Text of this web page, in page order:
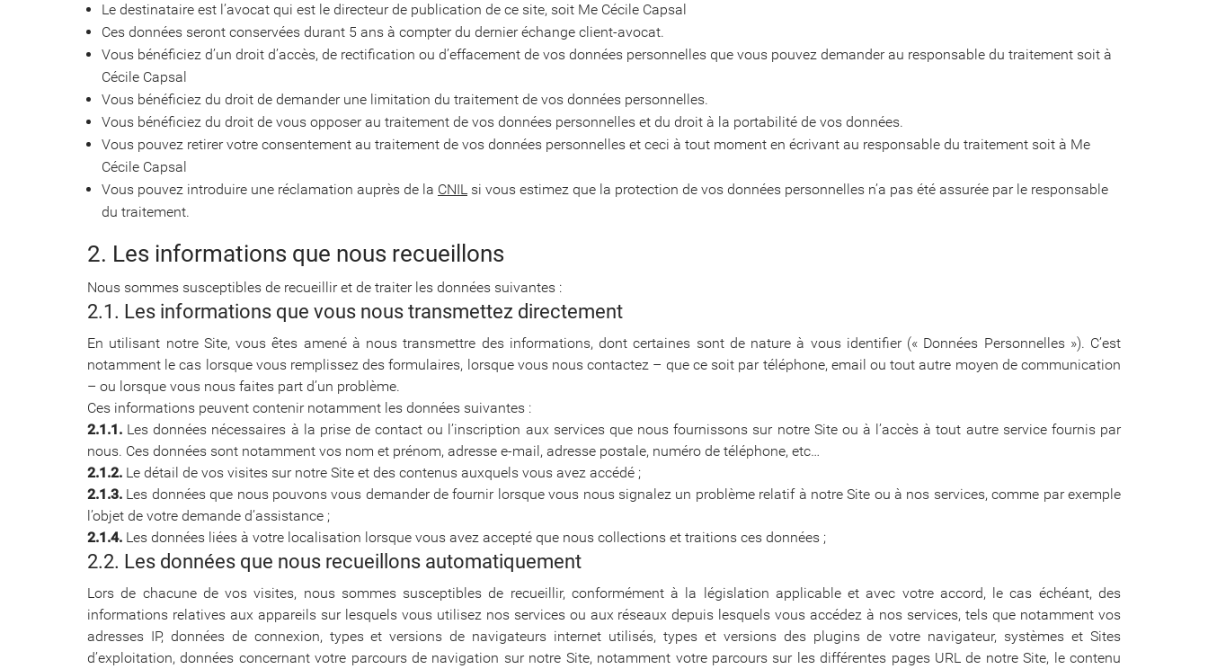
Le destinataire est l’avocat qui est le directeur de publication de ce site, soit Me Cécile Capsal
Ces données seront conservées durant 5 ans à compter du dernier échange client-avocat.
Vous bénéficiez d’un droit d’accès, de rectification ou d’effacement de vos données personnelles que vous pouvez demander au responsable du traitement soit à
Cécile Capsal
Vous bénéficiez du droit de demander une limitation du traitement de vos données personnelles.
Vous bénéficiez du droit de vous opposer au traitement de vos données personnelles et du droit à la portabilité de vos données.
Vous pouvez retirer votre consentement au traitement de vos données personnelles et ceci à tout moment en écrivant au responsable du traitement soit à Me
Cécile Capsal
Vous pouvez introduire une réclamation auprès de la CNIL si vous estimez que la protection de vos données personnelles n’a pas été assurée par le responsable
du traitement.
2. Les informations que nous recueillons
Nous sommes susceptibles de recueillir et de traiter les données suivantes :
2.1. Les informations que vous nous transmettez directement
En utilisant notre Site, vous êtes amené à nous transmettre des informations, dont certaines sont de nature à vous identifier (« Données Personnelles »). C’est
notamment le cas lorsque vous remplissez des formulaires, lorsque vous nous contactez – que ce soit par téléphone, email ou tout autre moyen de communication
– ou lorsque vous nous faites part d’un problème.
Ces informations peuvent contenir notamment les données suivantes :
2.1.1. Les données nécessaires à la prise de contact ou l’inscription aux services que nous fournissons sur notre Site ou à l’accès à tout autre service fournis par
nous. Ces données sont notamment vos nom et prénom, adresse e-mail, adresse postale, numéro de téléphone, etc…
2.1.2. Le détail de vos visites sur notre Site et des contenus auxquels vous avez accédé ;
2.1.3. Les données que nous pouvons vous demander de fournir lorsque vous nous signalez un problème relatif à notre Site ou à nos services, comme par exemple
l’objet de votre demande d’assistance ;
2.1.4. Les données liées à votre localisation lorsque vous avez accepté que nous collections et traitions ces données ;
2.2. Les données que nous recueillons automatiquement
Lors de chacune de vos visites, nous sommes susceptibles de recueillir, conformément à la législation applicable et avec votre accord, le cas échéant, des
informations relatives aux appareils sur lesquels vous utilisez nos services ou aux réseaux depuis lesquels vous accédez à nos services, tels que notamment vos
adresses IP, données de connexion, types et versions de navigateurs internet utilisés, types et versions des plugins de votre navigateur, systèmes et Sites
d’exploitation, données concernant votre parcours de navigation sur notre Site, notamment votre parcours sur les différentes pages URL de notre Site, le contenu